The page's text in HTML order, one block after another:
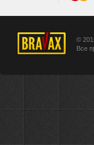
©
Все